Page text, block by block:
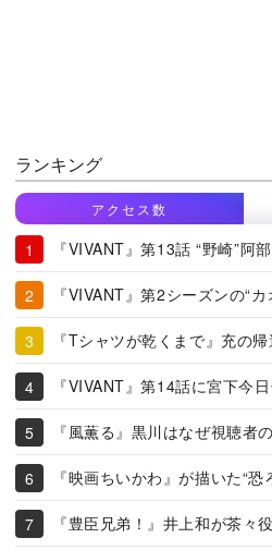
ランキング
アクセス数
『VIVANT』第13話 “野崎”阿
『VIVANT』第2シーズンの“
『Tシャツが乾くまで』充の
『VIVANT』第14話に宮下今
『風薫る』黒川はなぜ視聴者
『映画ちいかわ』が描いた“恐
『豊臣兄弟！』井上和が茶々